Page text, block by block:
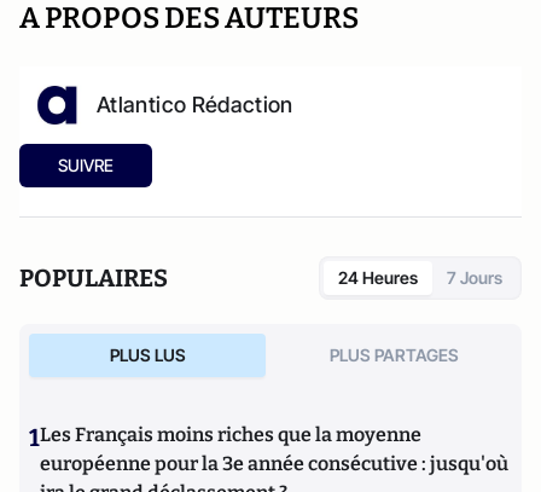
A PROPOS DES AUTEURS
Atlantico Rédaction
SUIVRE
POPULAIRES 24 Heures 7 Jours
PLUS LUS PLUS PARTAGES
1Les Français moins riches que la moyenne
européenne pour la 3e année consécutive : jusqu'où